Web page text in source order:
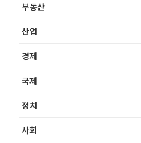
부동산
산업
경제
국제
정치
사회